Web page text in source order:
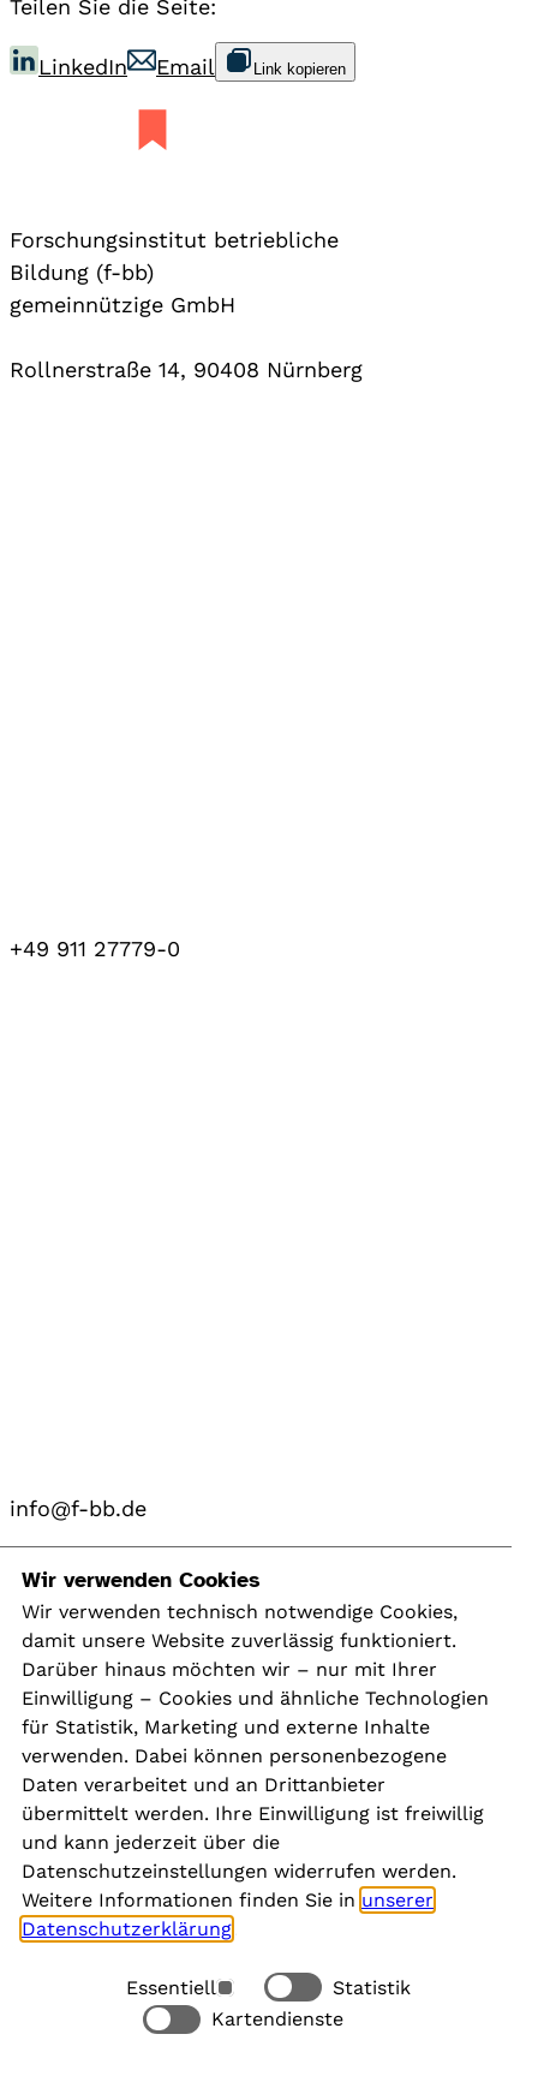
Teilen Sie die Seite:
LinkedIn Email Link kopieren
Forschungsinstitut betriebliche
Bildung (f-bb)
gemeinnützige GmbH
Rollnerstraße 14, 90408 Nürnberg
+49 911 27779-0
info@f-bb.de
Navigation
Kontakt
Presse
Aktuelles
Karriere
Newsletter
Social Media
Rechtliches
Wir verwenden Cookies
Wir verwenden technisch notwendige Cookies,
damit unsere Website zuverlässig funktioniert.
Darüber hinaus möchten wir – nur mit Ihrer
Einwilligung – Cookies und ähnliche Technologien
für Statistik, Marketing und externe Inhalte
verwenden. Dabei können personenbezogene
Daten verarbeitet und an Drittanbieter
übermittelt werden. Ihre Einwilligung ist freiwillig
und kann jederzeit über die
Datenschutzeinstellungen widerrufen werden.
Weitere Informationen finden Sie in unserer
Datenschutzerklärung
Essentiell
Statistik
Kartendienste